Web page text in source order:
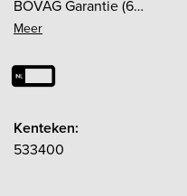
BOVAG Garantie (6
maanden)
Kenteken:
533400